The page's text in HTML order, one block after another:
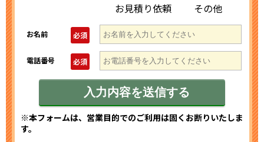
お見積り依頼
その他
お名前 必須
電話番号 必須
※本フォームは、営業目的でのご利用は固くお断りいたしま
す。